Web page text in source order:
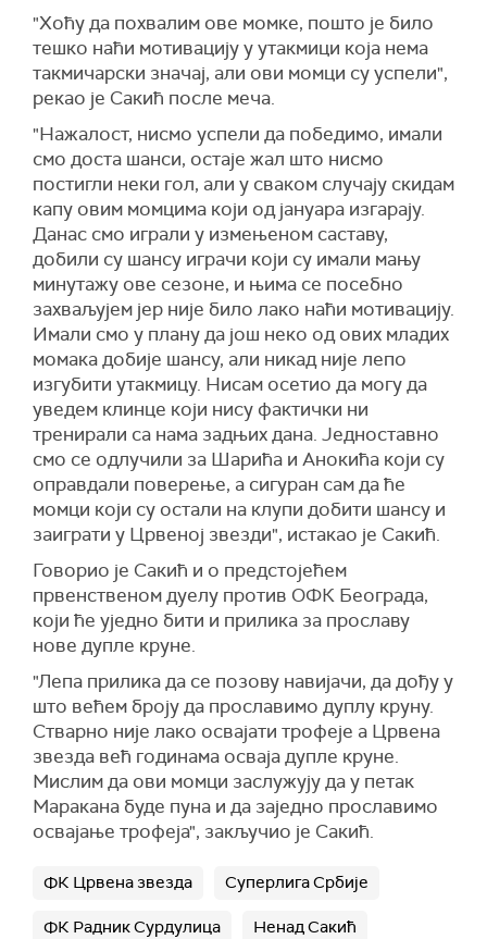
"Хоћу да похвалим ове момке, пошто је било
тешко наћи мотивацију у утакмици која нема
такмичарски значај, али ови момци су успели",
рекао је Сакић после меча.
"Нажалост, нисмо успели да победимо, имали
смо доста шанси, остаје жал што нисмо
постигли неки гол, али у сваком случају скидам
капу овим момцима који од јануара изгарају.
Данас смо играли у измењеном саставу,
добили су шансу играчи који су имали мању
минутажу ове сезоне, и њима се посебно
захваљујем јер није било лако наћи мотивацију.
Имали смо у плану да још неко од ових младих
момака добије шансу, али никад није лепо
изгубити утакмицу. Нисам осетио да могу да
уведем клинце који нису фактички ни
тренирали са нама задњих дана. Једноставно
смо се одлучили за Шарића и Анокића који су
оправдали поверење, а сигуран сам да ће
момци који су остали на клупи добити шансу и
заиграти у Црвеној звезди", истакао је Сакић.
Говорио је Сакић и о предстојећем
првенственом дуелу против ОФК Београда,
који ће уједно бити и прилика за прославу
нове дупле круне.
"Лепа прилика да се позову навијачи, да дођу у
што већем броју да прославимо дуплу круну.
Стварно није лако освајати трофеје а Црвена
звезда већ годинама осваја дупле круне.
Мислим да ови момци заслужују да у петак
Маракана буде пуна и да заједно прославимо
освајање трофеја", закључио је Сакић.
ФК Црвена звезда Суперлига Србије
ФК Радник Сурдулица Ненад Сакић